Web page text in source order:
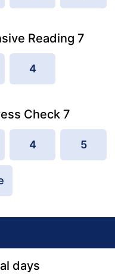
Reading 7
4
Check 7
4 5
days